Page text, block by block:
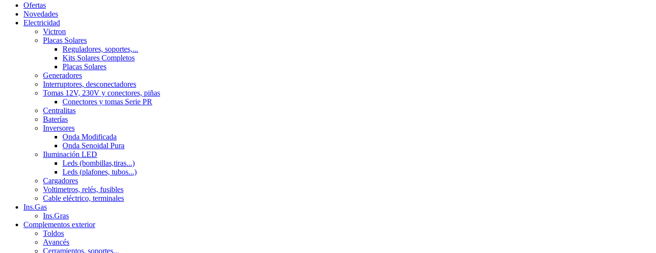
Ofertas
Novedades
Electricidad
Victron
Placas Solares
Reguladores, soportes,...
Kits Solares Completos
Placas Solares
Generadores
Interruptores, desconectadores
Tomas 12V, 230V y conectores, piñas
Conectores y tomas Serie PR
Centralitas
Baterías
Inversores
Onda Modificada
Onda Senoidal Pura
Iluminación LED
Leds (bombillas,tiras...)
Leds (plafones, tubos...)
Cargadores
Voltimetros, relés, fusibles
Cable eléctrico, terminales
Ins.Gas
Ins.Gras
Complementos exterior
Toldos
Avancés
Cerramientos, soportes...